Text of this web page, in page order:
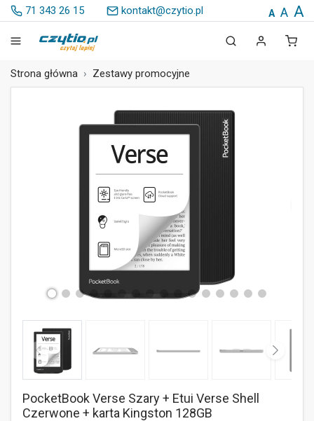
71 343 26 15 kontakt@czytio.pl A A A
Strona główna Zestawy promocyjne
PocketBook Verse Szary + Etui Verse Shell
Czerwone + karta Kingston 128GB